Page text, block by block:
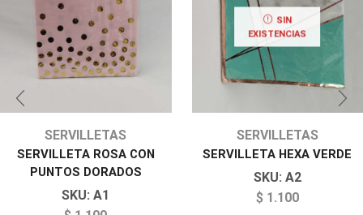
SERVILLETAS
SERVILLETA ROSA CON
PUNTOS DORADOS
SKU:A1
SIN
EXISTENCIAS
SERVILLETAS
SERVILLETA HEXA VERDE
SKU: A2
$1.100